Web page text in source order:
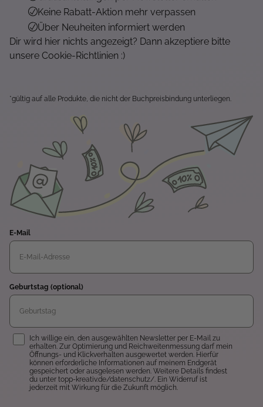
Keine Rabatt-Aktion mehr verpassen
Über Neuheiten informiert werden
Dir wird hier nichts angezeigt? Dann akzeptiere bitte
unsere Cookie-Richtlinien :)
*gültig auf alle Produkte, die nicht der Buchpreisbindung unterliegen.
E-Mail
Geburtstag (optional)
Einwilligung
Ich willige ein, den ausgewählten Newsletter per E-Mail zu
erhalten. Zur Optimierung und Reichweitenmessung darf mein
Öffnungs- und Klickverhalten ausgewertet werden. Hierfür
können erforderliche Informationen auf meinem Endgerät
gespeichert oder ausgelesen werden. Weitere Details findest
du unter topp-kreativ.de/datenschutz/. Ein Widerruf ist
jederzeit mit Wirkung für die Zukunft möglich.